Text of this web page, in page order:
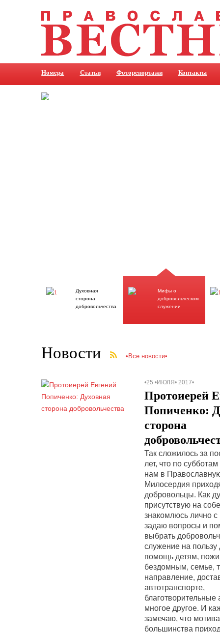
Номера Статьи Фоторепортажи Контакты
Духовная
сторона
добровольчества
Мифы о
добровольческом
служении
Новости •Все новости•
•25 •ИЮЛЯ• 2017•
Протоиерей
Попиченко:
сторона
Так сложилось за
лет, что по
нам в
Милосердия
добровольцы. Как
присутствую на
знакомлюсь лично
задаю вопросы и
выбрать
служение на
помощь детям,
бездомным, семье,
направление,
автотранспорте,
благотворительные
многое другое. И
замечаю, что
большинства